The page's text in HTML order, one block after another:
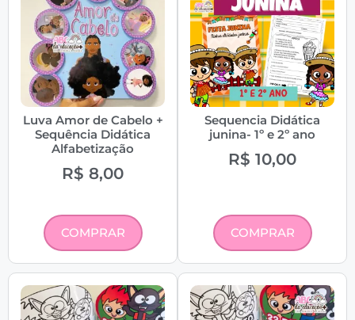
Luva Amor de Cabelo +
Sequência Didática
Alfabetização
R$ 8,00
COMPRAR
Sequencia Didática
junina- 1º e 2º ano
R$ 10,00
COMPRAR